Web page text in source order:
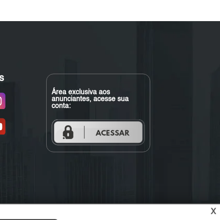
Área exclusiva aos
anunciantes, acesse sua
conta:
X